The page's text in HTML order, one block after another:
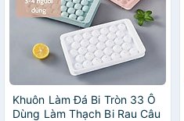
Khuôn Làm Đá Bi Tròn 33 Ô
Dùng Làm Thạch Bi Rau Câu